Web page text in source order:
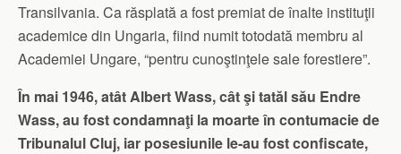
Transilvania. Ca răsplată a fost premiat de înalte instituţii
academice din Ungaria, fiind numit totodată membru al
Academiei Ungare, “pentru cunoştinţele sale forestiere”.
În mai 1946, atât Albert Wass, cât şi tatăl său Endre
Wass, au fost condamnaţi la moarte în contumacie de
Tribunalul Cluj, iar posesiunile le-au fost confiscate,